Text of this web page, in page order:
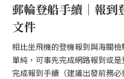
郵輪登船手續｜報到
文件
相比坐飛機的登機報到與海關
單純，可事先完成網路報到或
完成報到手續（建議出發前務